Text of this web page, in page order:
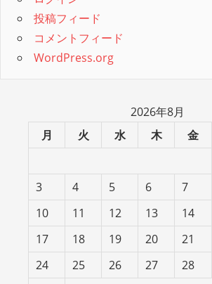
投稿フィード
コメントフィード
WordPress.org
2026年8月
月
火 水 木 金
3
4 5 6 7
10
11 12 13 14
17
18 19 20 21
24
25 26 27 28